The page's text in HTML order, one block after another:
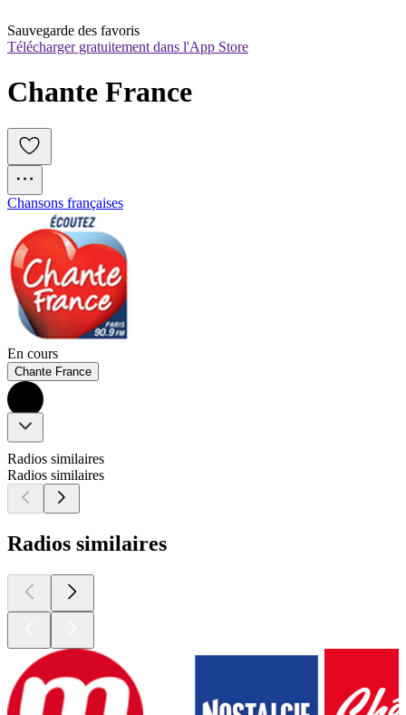
Sauvegarde des favoris
Télécharger gratuitement dans l'App Store
Chante France
Chansons françaises
En cours
Chante France
Radios similaires
Radios similaires
Radios similaires